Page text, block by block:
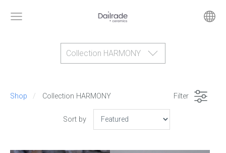
Collection HARMONY
Shop Collection HARMONY Filter
Sort by